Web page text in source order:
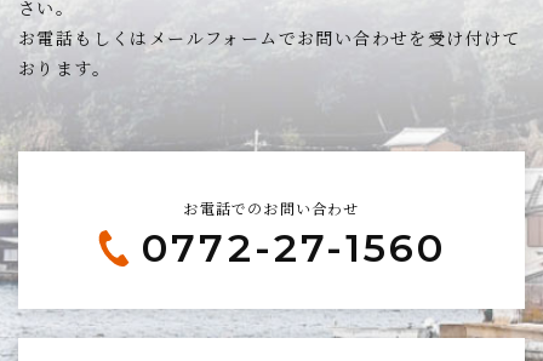
さい。
お電話もしくはメールフォームでお問い合わせを受け付けて
おります。
お電話でのお問い合わせ
0772-27-1560